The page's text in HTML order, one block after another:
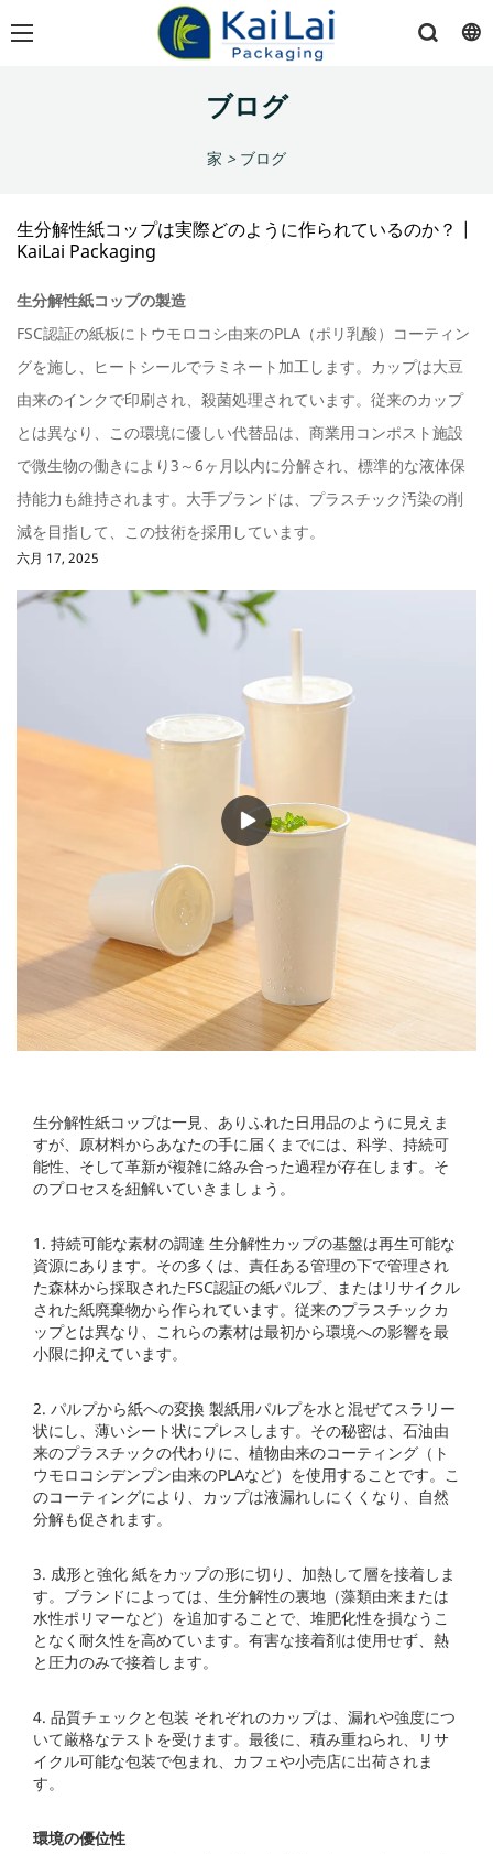
ブログ
家 > ブログ
生分解性紙コップは実際どのように作られているのか？ |
KaiLai Packaging
生分解性紙コップの製造
FSC認証の紙板にトウモロコシ由来のPLA（ポリ乳酸）コーティン
グを施し、ヒートシールでラミネート加工します。カップは大豆
由来のインクで印刷され、殺菌処理されています。従来のカップ
とは異なり、この環境に優しい代替品は、商業用コンポスト施設
で微生物の働きにより3～6ヶ月以内に分解され、標準的な液体保
持能力も維持されます。大手ブランドは、プラスチック汚染の削
減を目指して、この技術を採用しています。
六月 17, 2025
生分解性紙コップは一見、ありふれた日用品のように見えま
すが、原材料からあなたの手に届くまでには、科学、持続可
能性、そして革新が複雑に絡み合った過程が存在します。そ
のプロセスを紐解いていきましょう。
1. 持続可能な素材の調達 生分解性カップの基盤は再生可能な
資源にあります。その多くは、責任ある管理の下で管理され
た森林から採取されたFSC認証の紙パルプ、またはリサイクル
された紙廃棄物から作られています。従来のプラスチックカ
ップとは異なり、これらの素材は最初から環境への影響を最
小限に抑えています。
2. パルプから紙への変換 製紙用パルプを水と混ぜてスラリー
状にし、薄いシート状にプレスします。その秘密は、石油由
来のプラスチックの代わりに、植物由来のコーティング（ト
ウモロコシデンプ​​ン由来のPLAなど）を使用することです。こ
のコーティングにより、カップは液漏れしにくくなり、自然
分解も促されます。
3. 成形と強化 紙をカップの形に切り、加熱して層を接着しま
す。ブランドによっては、生分解性の裏地（藻類由来または
水性ポリマーなど）を追加することで、堆肥化性を損なうこ
となく耐久性を高めています。有害な接着剤は使用せず、熱
と圧力のみで接着します。
4. 品質チェックと包装 それぞれのカップは、漏れや強度につ
いて厳格なテストを受けます。最後に、積み重ねられ、リサ
イクル可能な包装で包まれ、カフェや小売店に出荷されま
す。
環境の優位性